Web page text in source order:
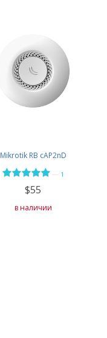
Mikrotik RB cAP2nD
1
$55
в наличии